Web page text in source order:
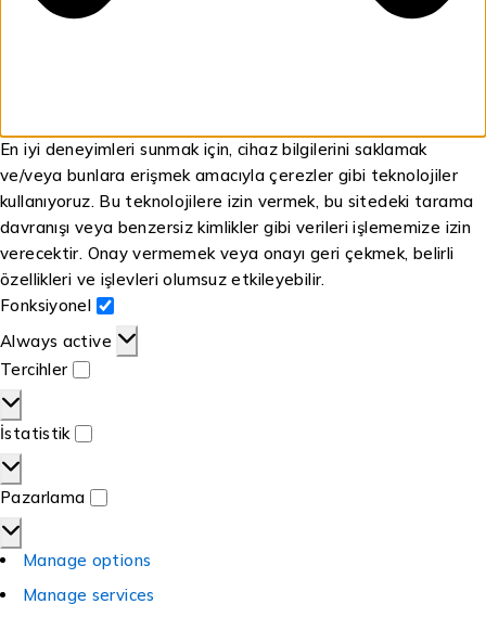
En iyi deneyimleri sunmak için, cihaz bilgilerini saklamak
ve/veya bunlara erişmek amacıyla çerezler gibi teknolojiler
kullanıyoruz. Bu teknolojilere izin vermek, bu sitedeki tarama
davranışı veya benzersiz kimlikler gibi verileri işlememize izin
verecektir. Onay vermemek veya onayı geri çekmek, belirli
özellikleri ve işlevleri olumsuz etkileyebilir.
Fonksiyonel
Always active
Tercihler
İstatistik
Pazarlama
Manage options
Manage services